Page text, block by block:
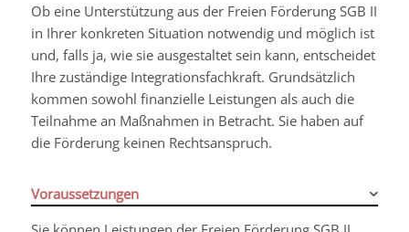
Ob eine Unterstützung aus der Freien Förderung SGB II
in Ihrer konkreten Situation notwendig und möglich ist
und, falls ja, wie sie ausgestaltet sein kann, entscheidet
Ihre zuständige Integrationsfachkraft. Grundsätzlich
kommen sowohl finanzielle Leistungen als auch die
Teilnahme an Maßnahmen in Betracht. Sie haben auf
die Förderung keinen Rechtsanspruch.
Voraussetzungen